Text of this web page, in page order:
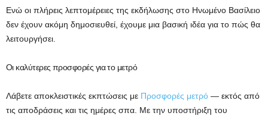
Ενώ οι πλήρεις λεπτομέρειες της εκδήλωσης στο Ηνωμένο Βασίλειο
δεν έχουν ακόμη δημοσιευθεί, έχουμε μια βασική ιδέα για το πώς θα
λειτουργήσει.
Οι καλύτερες προσφορές για το μετρό
Λάβετε αποκλειστικές εκπτώσεις με Προσφορές μετρό — εκτός από
τις αποδράσεις και τις ημέρες σπα. Με την υποστήριξη του